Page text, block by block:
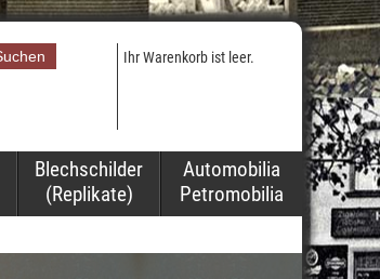
Ihr Warenkorb ist leer.
Blechschilder
(Replikate)
Automobilia
Petromobilia